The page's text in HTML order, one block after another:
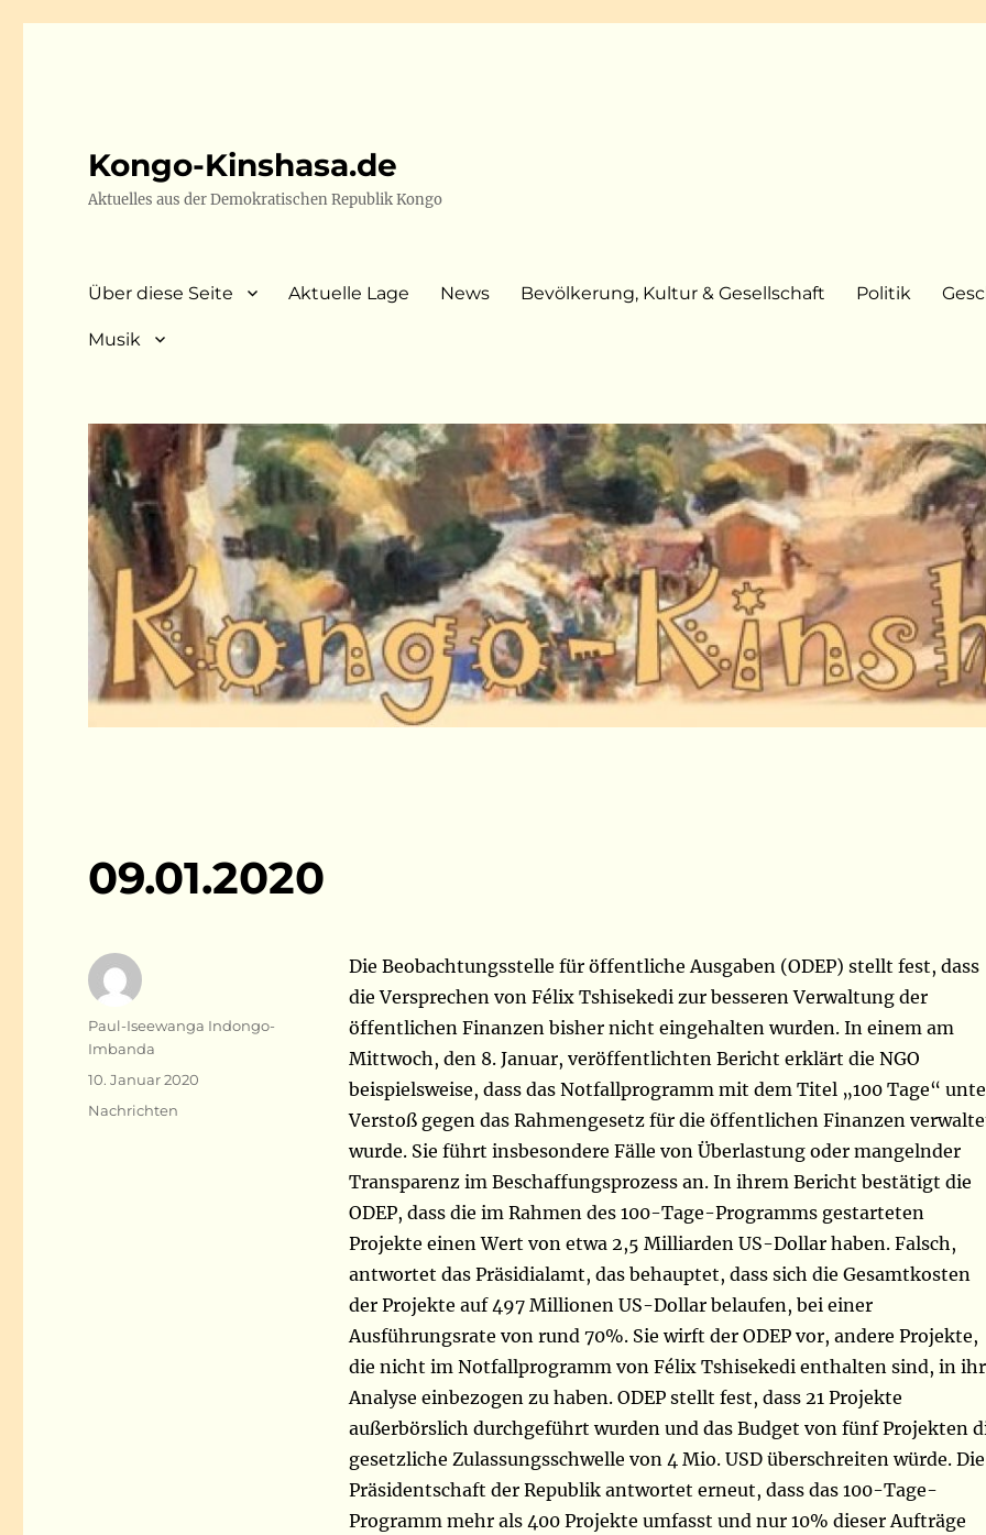
Kongo-Kinshasa.de
Aktuelles aus der Demokratischen Republik Kongo
Über diese Seite Aktuelle Lage News Bevölkerung, Kultur & Gesellschaft Politik
Musik
09.01.2020
Die Beobachtungsstelle für öffentliche Ausgaben (ODEP) stellt fest, dass
die Versprechen von Félix Tshisekedi zur besseren Verwaltung der
öffentlichen Finanzen bisher nicht eingehalten wurden. In einem am
Mittwoch, den 8. Januar, veröffentlichten Bericht erklärt die NGO
beispielsweise, dass das Notfallprogramm mit dem Titel „100 Tage“
Verstoß gegen das Rahmengesetz für die öffentlichen Finanzen
wurde. Sie führt insbesondere Fälle von Überlastung oder mangelnder
Transparenz im Beschaffungsprozess an. In ihrem Bericht bestätigt die
ODEP, dass die im Rahmen des 100-Tage-Programms gestarteten
Projekte einen Wert von etwa 2,5 Milliarden US-Dollar haben. Falsch,
antwortet das Präsidialamt, das behauptet, dass sich die Gesamtkosten
der Projekte auf 497 Millionen US-Dollar belaufen, bei einer
Ausführungsrate von rund 70%. Sie wirft der ODEP vor, andere Projekte,
die nicht im Notfallprogramm von Félix Tshisekedi enthalten sind, in
Analyse einbezogen zu haben. ODEP stellt fest, dass 21 Projekte
außerbörslich durchgeführt wurden und das Budget von fünf Projekten
gesetzliche Zulassungsschwelle von 4 Mio. USD überschreiten würde. Die
Präsidentschaft der Republik antwortet erneut, dass das 100-Tage-
Programm mehr als 400 Projekte umfasst und nur 10% dieser Aufträge
Autor
Paul-Iseewanga Indongo-
Imbanda
Veröffentlicht
10. Januar 2020
Kategorien
Nachrichten